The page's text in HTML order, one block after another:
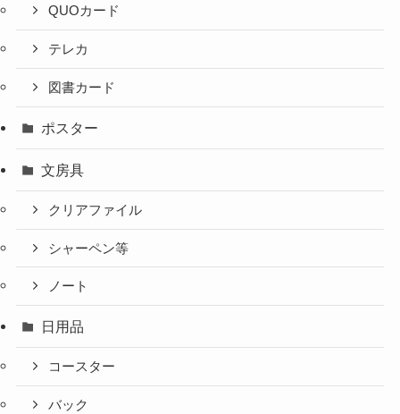
QUOカード
テレカ
図書カード
ポスター
文房具
クリアファイル
シャーペン等
ノート
日用品
コースター
バック